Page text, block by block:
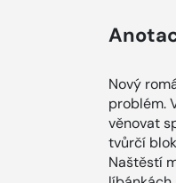
Nový
problém.
věnovat
tvůrčí
Naštěstí